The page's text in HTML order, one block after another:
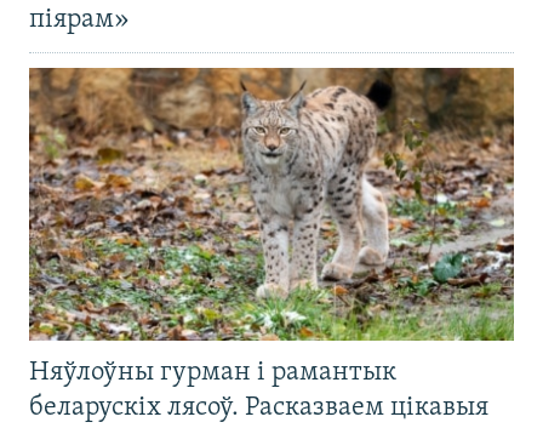
піярам»
Няўлоўны гурман і рамантык
беларускіх лясоў. Расказваем цікавыя